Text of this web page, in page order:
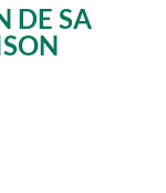
DE SA